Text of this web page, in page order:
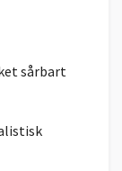
sårbart